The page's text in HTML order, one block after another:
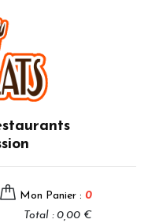
Mon Panier : 0
Total : 0,00 €